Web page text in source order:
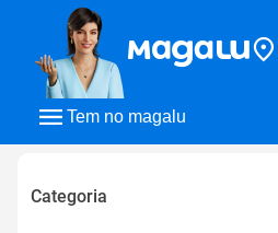
Tem no magalu
Categoria